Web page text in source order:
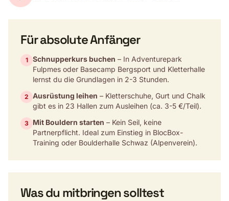
Für absolute Anfänger
1 Schnupperkurs buchen – In Adventurepark
Fulpmes oder Basecamp Bergsport und Kletterhalle
lernst du die Grundlagen in 2-3 Stunden.
2 Ausrüstung leihen – Kletterschuhe, Gurt und Chalk
gibt es in 23 Hallen zum Ausleihen (ca. 3-5 €/Teil).
3 Mit Bouldern starten – Kein Seil, keine
Partnerpflicht. Ideal zum Einstieg in BlocBox-
Training oder Boulderhalle Schwaz (Alpenverein).
Was du mitbringen solltest